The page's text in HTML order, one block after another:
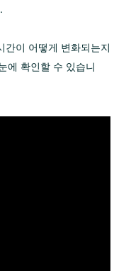
간이 어떻게 변화되는지
에 확인할 수 있습니